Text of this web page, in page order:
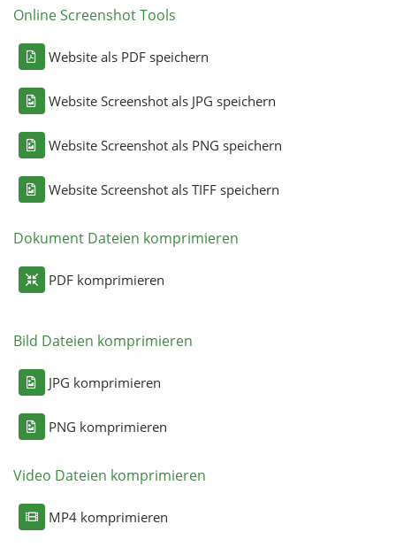
Online Screenshot Tools
Website als PDF speichern
Website Screenshot als JPG speichern
Website Screenshot als PNG speichern
Website Screenshot als TIFF speichern
Dokument Dateien komprimieren
PDF komprimieren
Bild Dateien komprimieren
JPG komprimieren
PNG komprimieren
Video Dateien komprimieren
MP4 komprimieren